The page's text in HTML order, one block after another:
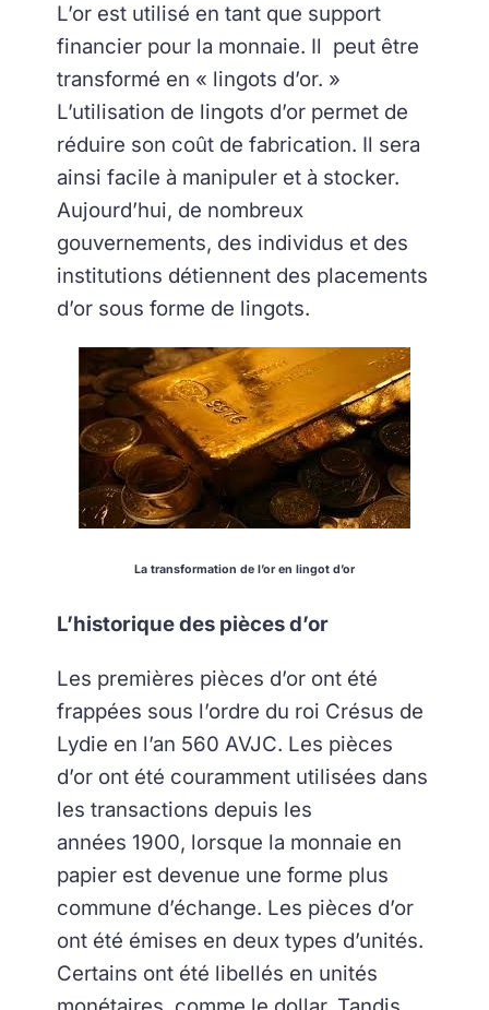
L’or est utilisé en tant que support
financier pour la monnaie. Il peut être
transformé en « lingots d’or. »
L’utilisation de lingots d’or permet de
réduire son coût de fabrication. Il sera
ainsi facile à manipuler et à stocker.
Aujourd’hui, de nombreux
gouvernements, des individus et des
institutions détiennent des placements
d’or sous forme de lingots.
La transformation de l’or en lingot d’or
L’historique des pièces d’or
Les premières pièces d’or ont été
frappées sous l’ordre du roi Crésus de
Lydie en l’an 560 AVJC. Les pièces
d’or ont été couramment utilisées dans
les transactions depuis les
années 1900, lorsque la monnaie en
papier est devenue une forme plus
commune d’échange. Les pièces d’or
ont été émises en deux types d’unités.
Certains ont été libellés en unités